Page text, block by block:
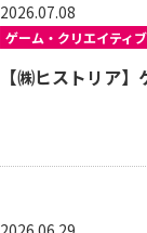
2026.07.08
ゲーム・クリエイティブ
【㈱ヒストリア